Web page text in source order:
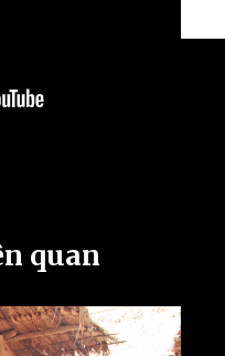
quan